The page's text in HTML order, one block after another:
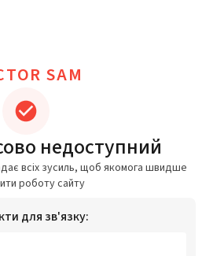
SAM
недоступний
всіх зусиль, щоб якомога швидше
роботу сайту
для зв'язку: